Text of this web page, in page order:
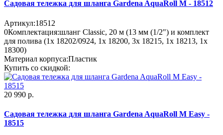
Садовая тележка для шланга Gardena AquaRoll M - 18512
Артикул:18512
0Комплектация:шланг Classic, 20 м (13 мм (1/2") и комплект
для полива (1x 18202/0924, 1x 18200, 3x 18215, 1x 18213, 1x
18300)
Материал корпуса:Пластик
Купить со скидкой:
20 990 р.
Садовая тележка для шланга Gardena AquaRoll M Easy -
18515